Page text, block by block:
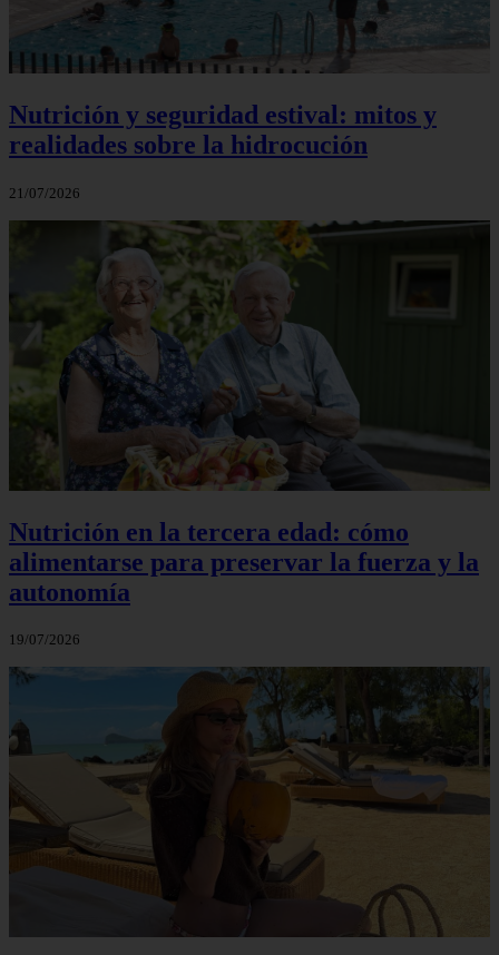
Nutrición y seguridad estival: mitos y
realidades sobre la hidrocución
21/07/2026
Nutrición en la tercera edad: cómo
alimentarse para preservar la fuerza y la
autonomía
19/07/2026